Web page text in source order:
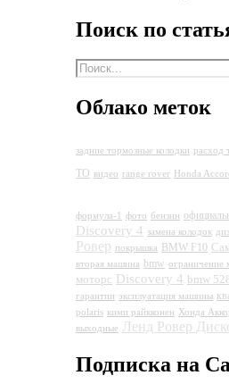
Поиск по
Облако меток
задние тормозные колодки расход
ТО видео range rover Honda
формула-1 фото бензин
Discovery 4 замена колодок
Ровер покрышка BMW F10
вторая машина
bmw ограничение
моторс Discovery 4 bmw
гарантии эксплуатация машины
polaris кими райкконен Хонда
выходные
Ленд Ровер
Подписка на